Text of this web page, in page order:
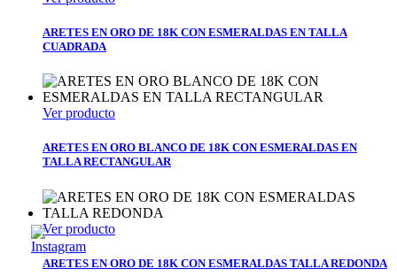
ARETES EN ORO DE 18K CON ESMERALDAS EN TALLA
CUADRADA
Ver producto
ARETES EN ORO BLANCO DE 18K CON ESMERALDAS EN
TALLA RECTANGULAR
Ver producto
ARETES EN ORO DE 18K CON ESMERALDAS TALLA REDONDA